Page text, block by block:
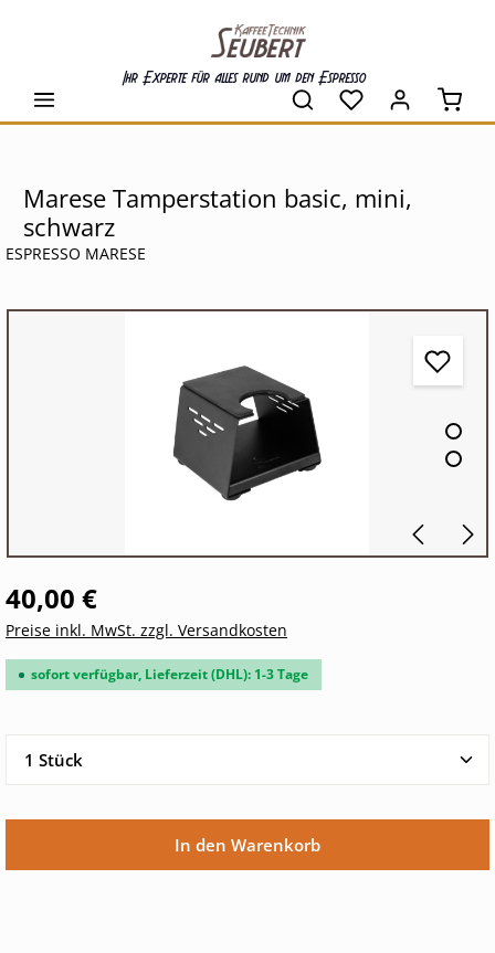
Ihr Experte für alles rund um den Espresso
Marese Tamperstation basic, mini,
schwarz
ESPRESSO MARESE
40,00 €
Preise inkl. MwSt. zzgl. Versandkosten
sofort verfügbar, Lieferzeit (DHL): 1-3 Tage
Produkt Anzahl: Gib den gewünschten Wert ein
In den Warenkorb